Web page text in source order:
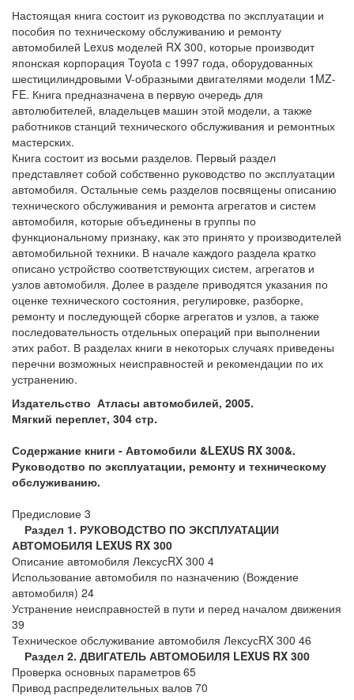
Настоящая книга состоит из руководства по эксплуатации и
пособия по техническому обслуживанию и ремонту
автомобилей Lexus моделей RX 300, которые производит
японская корпорация Toyota с 1997 года, оборудованных
шестицилиндровыми V-образными двигателями модели 1MZ-
FE. Книга предназначена в первую очередь для
автолюбителей, владельцев машин этой модели, а также
работников станций технического обслуживания и ремонтных
мастерских.
Книга состоит из восьми разделов. Первый раздел
представляет собой собственно руководство по эксплуатации
автомобиля. Остальные семь разделов посвящены описанию
технического обслуживания и ремонта агрегатов и систем
автомобиля, которые объединены в группы по
функциональному признаку, как это принято у производителей
автомобильной техники. В начале каждого раздела кратко
описано устройство соответствующих систем, агрегатов и
узлов автомобиля. Долее в разделе приводятся указания по
оценке технического состояния, регулировке, разборке,
ремонту и последующей сборке агрегатов и узлов, а также
последовательность отдельных операций при выполнении
этих работ. В разделах книги в некоторых случаях приведены
перечни возможных неисправностей и рекомендации по их
устранению.
Издательство Атласы автомобилей, 2005.
Мягкий переплет, 304 стр.
Содержание книги - Автомобили &LEXUS RX 300&.
Руководство по эксплуатации, ремонту и техническому
обслуживанию.
Предисловие 3
Раздел 1. РУКОВОДСТВО ПО ЭКСПЛУАТАЦИИ
АВТОМОБИЛЯ LEXUS RX 300
Описание автомобиля ЛексусRX 300 4
Использование автомобиля по назначению (Вождение
автомобиля) 24
Устранение неисправностей в пути и перед началом движения
39
Техническое обслуживание автомобиля ЛексусRX 300 46
Раздел 2. ДВИГАТЕЛЬ АВТОМОБИЛЯ LEXUS RX 300
Проверка основных параметров 65
Привод распределительных валов 70